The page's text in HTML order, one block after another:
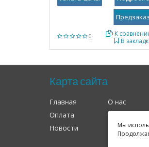
Мы
0
В
К
Карта сайта
Главная О нас
Оплата
Доставка
Новости
Оферта